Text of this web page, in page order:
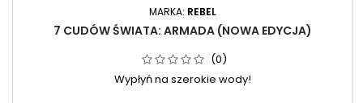
MARKA: REBEL
7 CUDÓW ŚWIATA: ARMADA (NOWA EDYCJA)
(0)
Wypłyń na szerokie wody!